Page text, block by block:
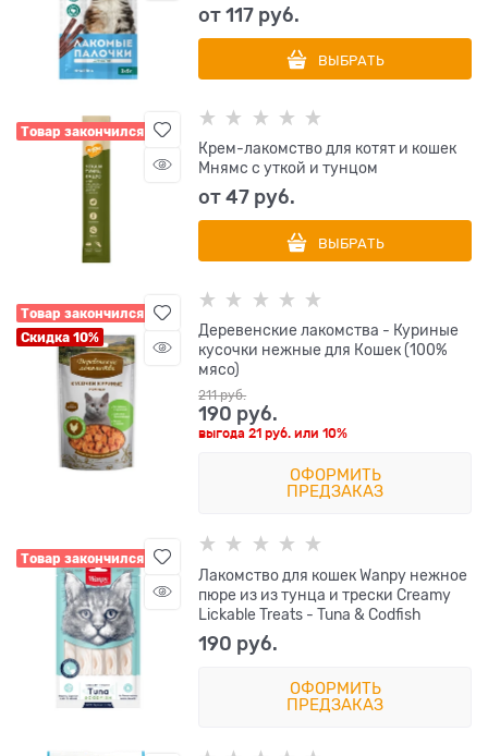
от117 руб.
ВЫБРАТЬ
Товар закончился
Крем-лакомство для котят и кошек
Мнямс с уткой и тунцом
от47 руб.
ВЫБРАТЬ
Товар закончился
Скидка 10%
Деревенские лакомства - Куриные
кусочки нежные для Кошек (100%
мясо)
211 руб.
190 руб.
выгода21 руб. или10%
ОФОРМИТЬ
ПРЕДЗАКАЗ
Товар закончился
Лакомство для кошек Wanpy нежное
пюре из из тунца и трески Creamy
Lickable Treats - Tuna & Codfish
190 руб.
ОФОРМИТЬ
ПРЕДЗАКАЗ